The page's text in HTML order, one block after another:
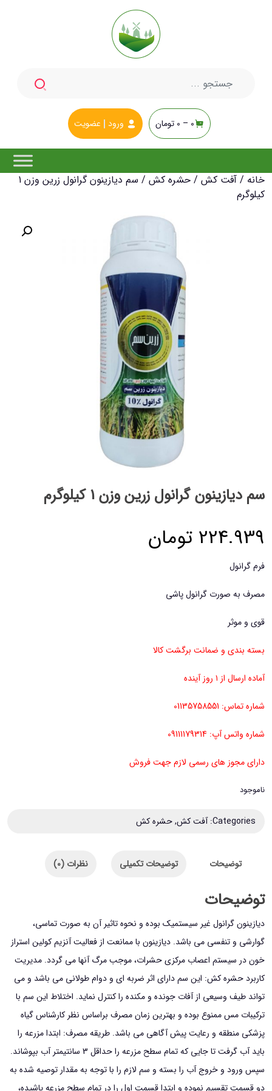
0 –
0 تومان ورود عضویت
خانه / آفت کش / حشره کش
/ سم دیازینون گرانول زرین وزن 1
کیلوگرم
سم دیازینون گرانول زرین وزن 1 کیلوگرم
224.939 تومان
فرم گرانول
مصرف به صورت گرانول پاشی
قوی و موثر
بسته بندی و ضمانت برگشت کالا
آماده ارسال از ۱ روز آینده
شماره تماس: 01135758551
شماره واتس آپ: 09111179314
دارای مجوز های رسمی لازم جهت فروش
ناموجود
Categories: آفت کش,حشره کش
توضیحات توضیحات تکمیلی نظرات (0)
توضیحات
دیازینون گرانول غیر سیستمیک بوده و نحوه تاثیر آن به صورت تماسی،
گوارشی و تنفسی می باشد. دیازینون با ممانعت از فعالیت آنزیم کولین استراز
خون در سیستم اعصاب مرکزی حشرات، موجب مرگ آنها می گردد. مدیریت
کاربرد حشره کش: این سم دارای اثر ضربه ای و دوام طولانی می باشد و می
تواند طیف وسیعی از آفات جونده و مکنده را کنترل نماید. اختلاط این سم با
ترکیبات مس ممنوع بوده و بهترین زمان مصرف براساس نظر کارشناس گیاه
پزشکی منطقه و رعایت پیش آگاهی می باشد. طریقه مصرف: ابتدا مزرعه را
باید آب گرفت تا جایی که تمام سطح مزرعه را حداقل 3 سانتیمتر آب بپوشاند.
سپس ورود و خروج آب را بسته و سم لازم را با توجه به مقدار توصیه شده به
دو قسمت تقسیم نموده و ابتدا قسمت اول را در تمام سطح مزرعه پاشیده،